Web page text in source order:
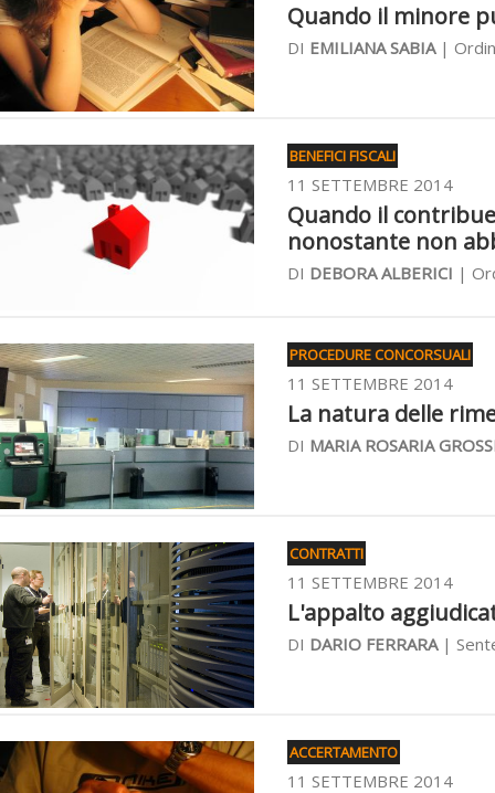
Quando il minore
DI EMILIANA SABIA|
BENEFICI FISCALI
11 SETTEMBRE 2014
Quando il
nonostante non
DI DEBORA ALBERICI |
PROCEDURE CONCORSUALI
11 SETTEMBRE 2014
La natura delle
DI MARIA ROSARIA
CONTRATTI
11 SETTEMBRE 2014
L'appalto
DI DARIO FERRARA|
ACCERTAMENTO
11 SETTEMBRE 2014